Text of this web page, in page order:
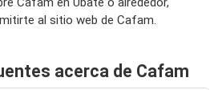
al sitio web de Cafam.
acerca de Cafam